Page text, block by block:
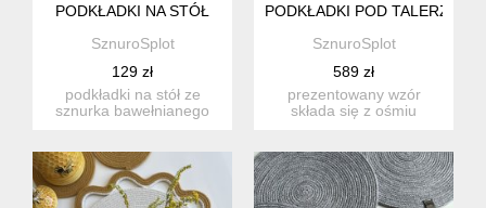
PODKŁADKI NA STÓŁ
SznuroSplot
129 zł
podkładki na stół ze
sznurka bawełnianego
PODKŁADKI POD TALERZE
SznuroSplot
589 zł
prezentowany wzór
składa się z ośmiu